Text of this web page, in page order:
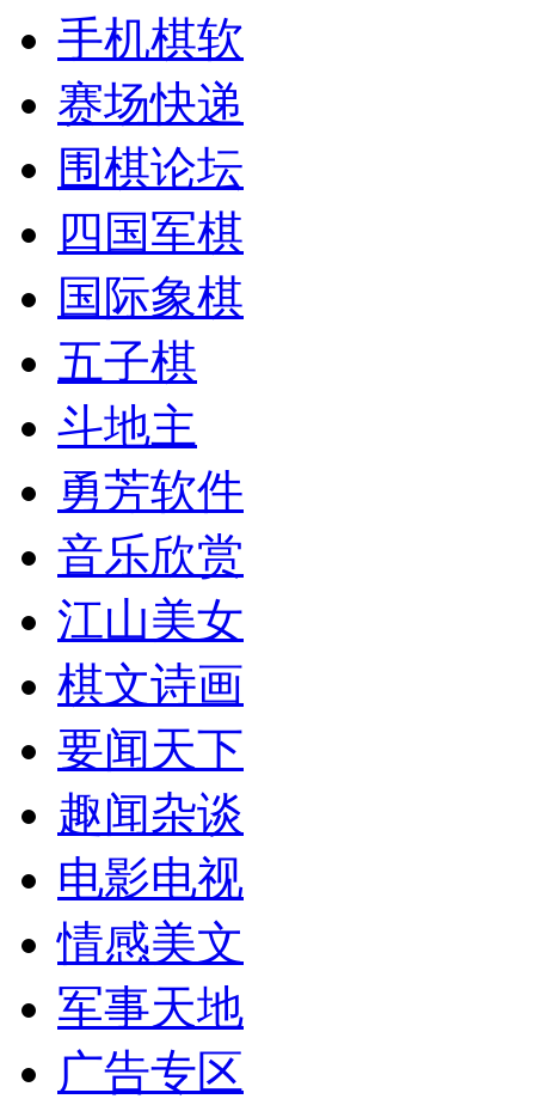
手机棋软
赛场快递
围棋论坛
四国军棋
国际象棋
五子棋
斗地主
勇芳软件
音乐欣赏
江山美女
棋文诗画
要闻天下
趣闻杂谈
电影电视
情感美文
军事天地
广告专区